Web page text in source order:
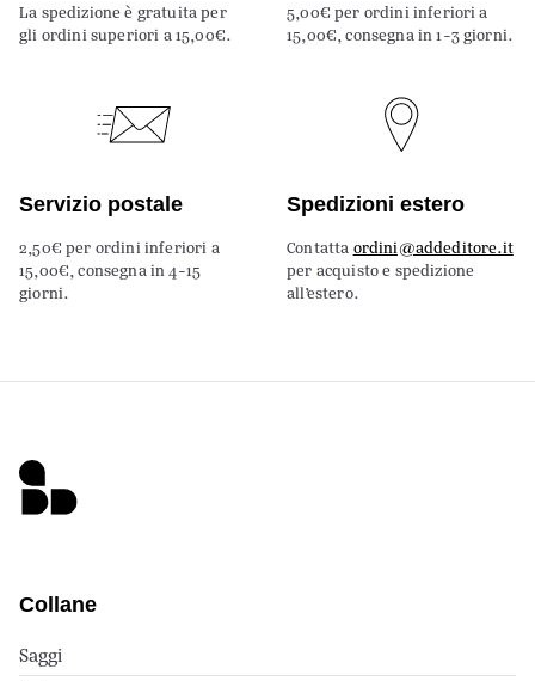
La spedizione è gratuita per
gli ordini superiori a 15,00€.
5,00€ per ordini inferiori a
15,00€, consegna in 1-3 giorni.
Servizio postale
2,50€ per ordini inferiori a
15,00€, consegna in 4-15
giorni.
Spedizioni estero
Contatta ordini@addeditore.it
per acquisto e spedizione
all’estero.
Collane
Saggi